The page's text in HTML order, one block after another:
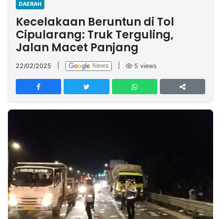
Nasional
International
Olahraga
Entertainment
Daerah
Pariwisata
Kuliner
Kolom
Network
PT
TREETAN
INDONESIA
Partner
Insight
NTB
Suara
Time
Lens
IDN
Daily
Jogja
Jalan
Rakyat
Idealita
News
Kita
Notice
Radar
Baru
Seedbacklink
Follow
Kabarbaru
DAERAH
Kecelakaan Beruntun di Tol
Cipularang: Truk Terguling,
Jalan Macet Panjang
22/02/2025 5 views